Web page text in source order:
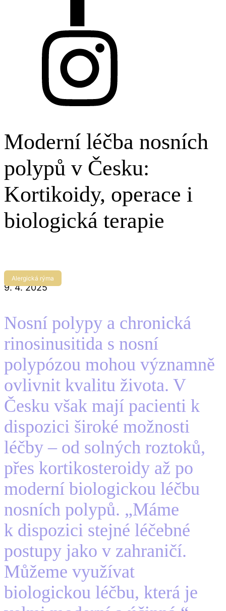
Moderní léčba nosních
polypů v Česku:
Kortikoidy, operace i
biologická terapie
Alergická rýma
9. 4. 2025
Nosní polypy a chronická
rinosinusitida s nosní
polypózou mohou významně
ovlivnit kvalitu života. V
Česku však mají pacienti k
dispozici široké možnosti
léčby – od solných roztoků,
přes kortikosteroidy až po
moderní biologickou léčbu
nosních polypů. „Máme
k dispozici stejné léčebné
postupy jako v zahraničí.
Můžeme využívat
biologickou léčbu, která je